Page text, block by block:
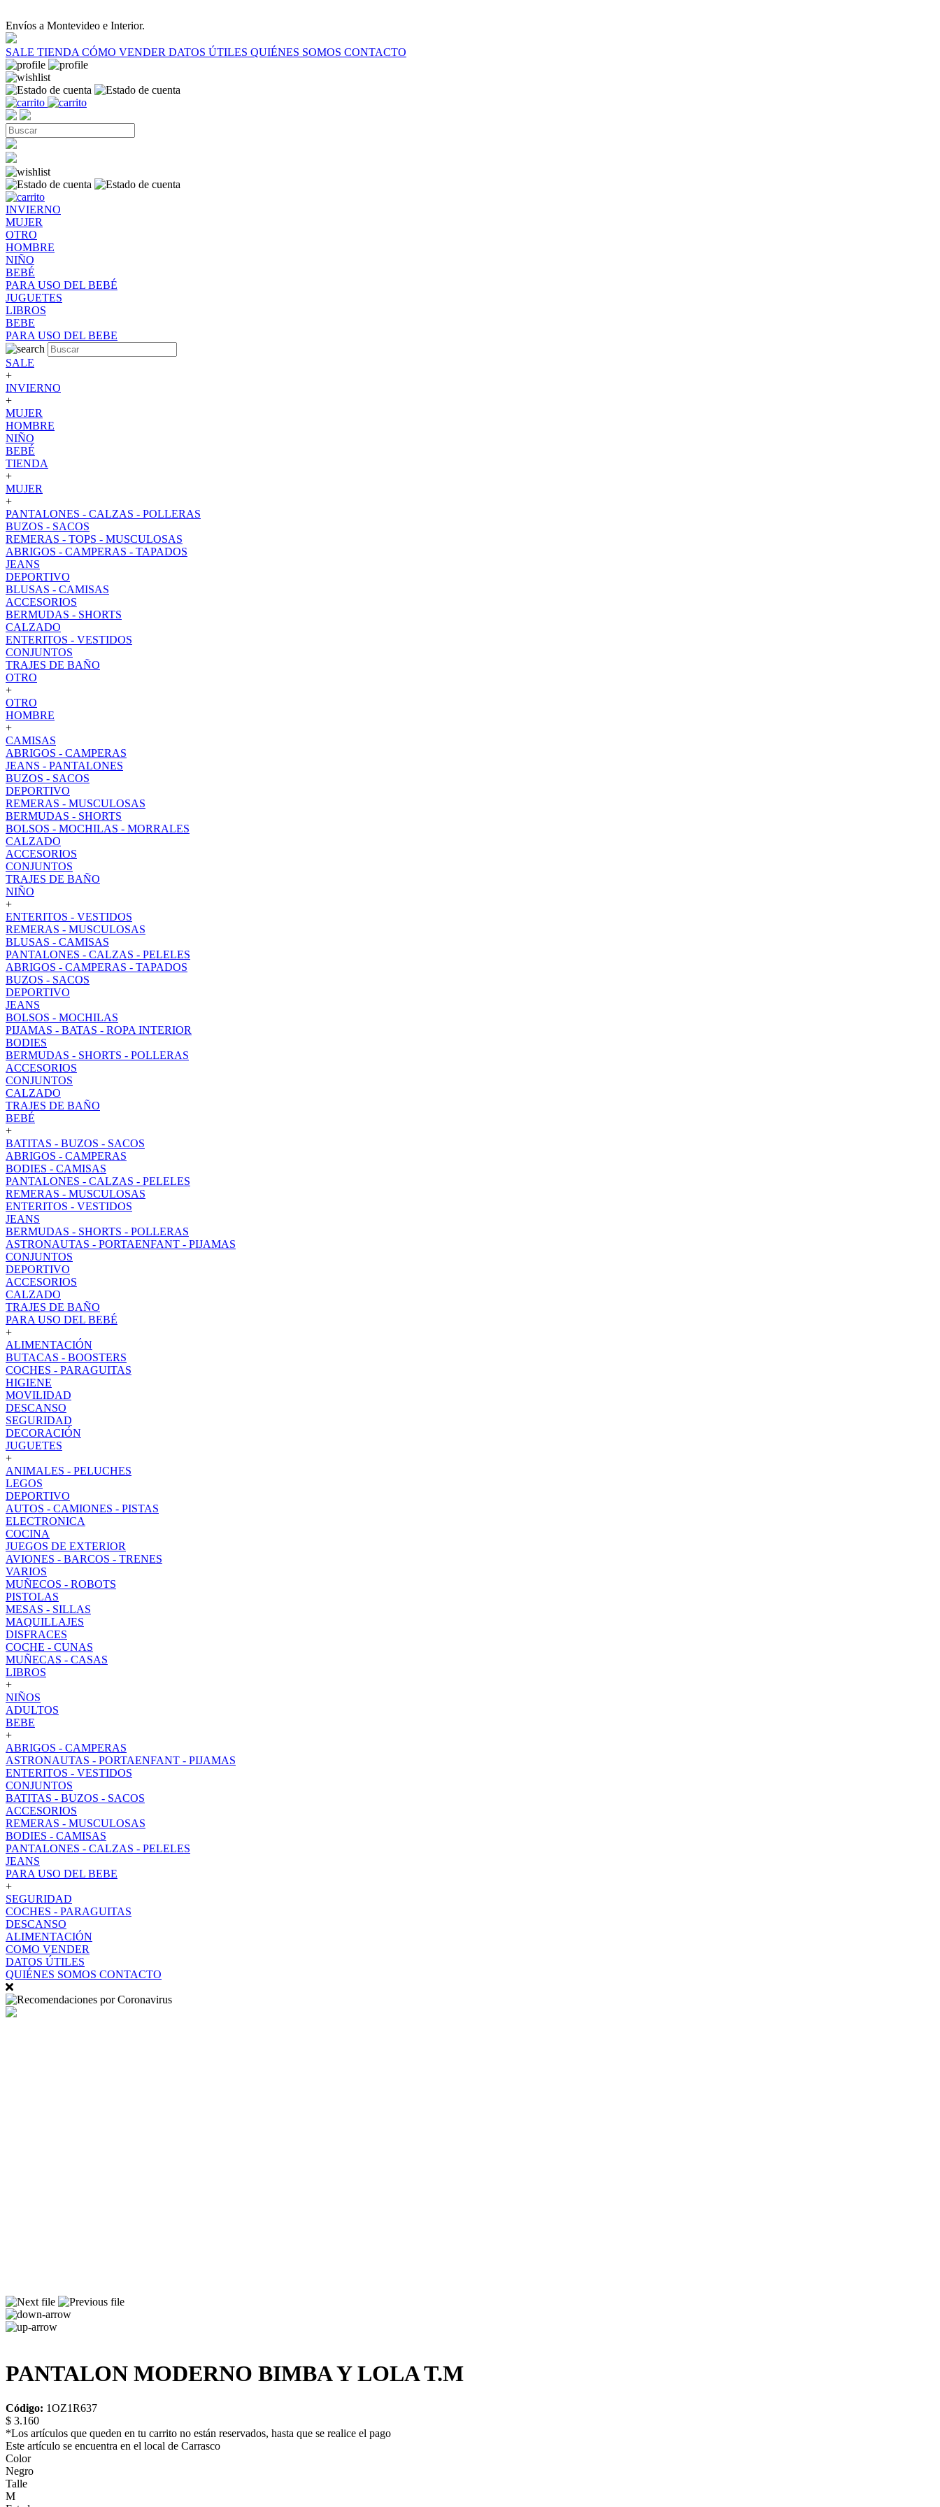
Envíos a Montevideo e Interior.
SALE TIENDA CÓMO VENDER DATOS ÚTILES QUIÉNES SOMOS CONTACTO
INVIERNO
MUJER
OTRO
HOMBRE
NIÑO
BEBÉ
PARA USO DEL BEBÉ
JUGUETES
LIBROS
BEBE
PARA USO DEL BEBE
SALE
+
INVIERNO
+
MUJER
HOMBRE
NIÑO
BEBÉ
TIENDA
+
MUJER
+
PANTALONES - CALZAS - POLLERAS
BUZOS - SACOS
REMERAS - TOPS - MUSCULOSAS
ABRIGOS - CAMPERAS - TAPADOS
JEANS
DEPORTIVO
BLUSAS - CAMISAS
ACCESORIOS
BERMUDAS - SHORTS
CALZADO
ENTERITOS - VESTIDOS
CONJUNTOS
TRAJES DE BAÑO
OTRO
+
OTRO
HOMBRE
+
CAMISAS
ABRIGOS - CAMPERAS
JEANS - PANTALONES
BUZOS - SACOS
DEPORTIVO
REMERAS - MUSCULOSAS
BERMUDAS - SHORTS
BOLSOS - MOCHILAS - MORRALES
CALZADO
ACCESORIOS
CONJUNTOS
TRAJES DE BAÑO
NIÑO
+
ENTERITOS - VESTIDOS
REMERAS - MUSCULOSAS
BLUSAS - CAMISAS
PANTALONES - CALZAS - PELELES
ABRIGOS - CAMPERAS - TAPADOS
BUZOS - SACOS
DEPORTIVO
JEANS
BOLSOS - MOCHILAS
PIJAMAS - BATAS - ROPA INTERIOR
BODIES
BERMUDAS - SHORTS - POLLERAS
ACCESORIOS
CONJUNTOS
CALZADO
TRAJES DE BAÑO
BEBÉ
+
BATITAS - BUZOS - SACOS
ABRIGOS - CAMPERAS
BODIES - CAMISAS
PANTALONES - CALZAS - PELELES
REMERAS - MUSCULOSAS
ENTERITOS - VESTIDOS
JEANS
BERMUDAS - SHORTS - POLLERAS
ASTRONAUTAS - PORTAENFANT - PIJAMAS
CONJUNTOS
DEPORTIVO
ACCESORIOS
CALZADO
TRAJES DE BAÑO
PARA USO DEL BEBÉ
+
ALIMENTACIÓN
BUTACAS - BOOSTERS
COCHES - PARAGUITAS
HIGIENE
MOVILIDAD
DESCANSO
SEGURIDAD
DECORACIÓN
JUGUETES
+
ANIMALES - PELUCHES
LEGOS
DEPORTIVO
AUTOS - CAMIONES - PISTAS
ELECTRONICA
COCINA
JUEGOS DE EXTERIOR
AVIONES - BARCOS - TRENES
VARIOS
MUÑECOS - ROBOTS
PISTOLAS
MESAS - SILLAS
MAQUILLAJES
DISFRACES
COCHE - CUNAS
MUÑECAS - CASAS
LIBROS
+
NIÑOS
ADULTOS
BEBE
+
ABRIGOS - CAMPERAS
ASTRONAUTAS - PORTAENFANT - PIJAMAS
ENTERITOS - VESTIDOS
CONJUNTOS
BATITAS - BUZOS - SACOS
ACCESORIOS
REMERAS - MUSCULOSAS
BODIES - CAMISAS
PANTALONES - CALZAS - PELELES
JEANS
PARA USO DEL BEBE
+
SEGURIDAD
COCHES - PARAGUITAS
DESCANSO
ALIMENTACIÓN
COMO VENDER
DATOS ÚTILES
QUIÉNES SOMOS CONTACTO
PANTALON MODERNO BIMBA Y LOLA T.M
Código: 1OZ1R637
$ 3.160
*Los artículos que queden en tu carrito no están reservados, hasta que se realice el pago
Este artículo se encuentra en el local de Carrasco
Color
Negro
Talle
M